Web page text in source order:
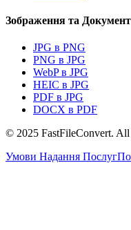
Зображення та
JPG в PNG
PNG в JPG
WebP в JPG
HEIC в JPG
PDF в JPG
DOCX в PDF
© 2025 FastFileConvert. All
Умови Надання Послуг